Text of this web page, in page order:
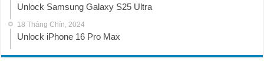
Unlock Samsung Galaxy S25 Ultra
18 Tháng Chín, 2024
Unlock iPhone 16 Pro Max